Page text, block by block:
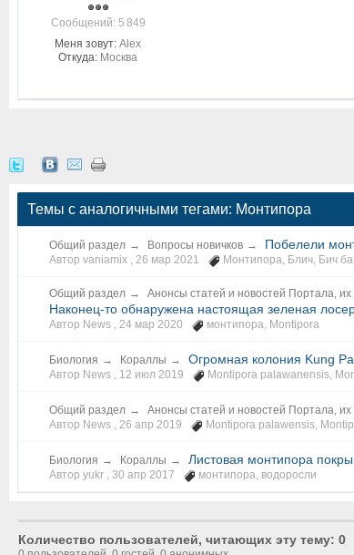
Cообщений: 5 849
Меня зовут: Alex
Откуда: Москва
Темы с аналогичными тегами: Монтипора
Общий раздел → Вопросы новичков → Побелели
Автор vaniamix , 26 мар 2021 Монтипора, Блич, Бич
Общий раздел → Анонсы статей и новостей Портала,
Наконец-то обнаружена настоящая зеленая
Автор News , 24 мар 2020 монтипора, Montipora
Биология → Кораллы → Огромная колония Kung
Автор News , 12 июл 2019 Montipora palawanensis,
Общий раздел → Анонсы статей и новостей Портала,
Автор News , 26 апр 2019 Montipora palawensis,
Биология → Кораллы → Листовая монтипора
Автор yukr , 30 апр 2017 монтипора, водоросли
Количество пользователей, читающих эту тему: 0